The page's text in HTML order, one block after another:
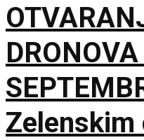
DRONOVA
Zelenskim